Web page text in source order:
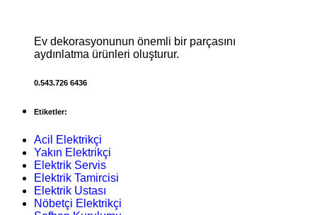
Ev dekorasyonunun önemli bir parçasını
aydınlatma ürünleri oluşturur.
0.543.726 6436
Etiketler:
Acil Elektrikçi
Yakın Elektrikçi
Elektrik Servis
Elektrik Tamircisi
Elektrik Ustası
Nöbetçi Elektrikçi